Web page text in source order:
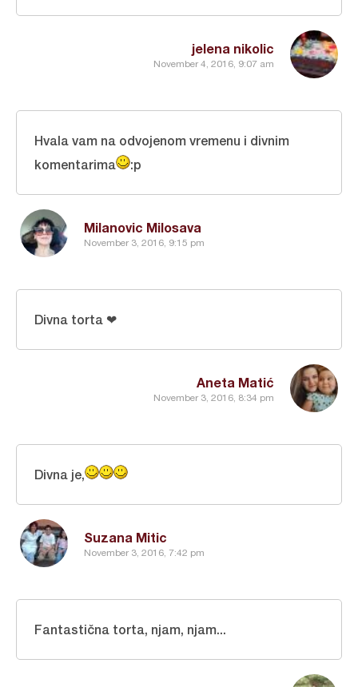
jelena nikolic
November 4, 2016, 9:07 am
Milanovic Milosava
November 3, 2016, 9:15 pm
Hvala vam na odvojenom vremenu i divnim
komentarima
:p
Aneta Matić
November 3, 2016, 8:34 pm
Divna torta ❤
Suzana Mitic
November 3, 2016, 7:42 pm
Divna je,
Fantastična torta, njam, njam...